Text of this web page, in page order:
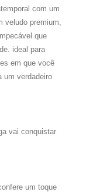
com um
veludo premium,
que
ideal para
em que você
um verdadeiro
vai conquistar
um toque